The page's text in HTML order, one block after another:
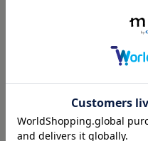
minneとものづくりと
minneの本